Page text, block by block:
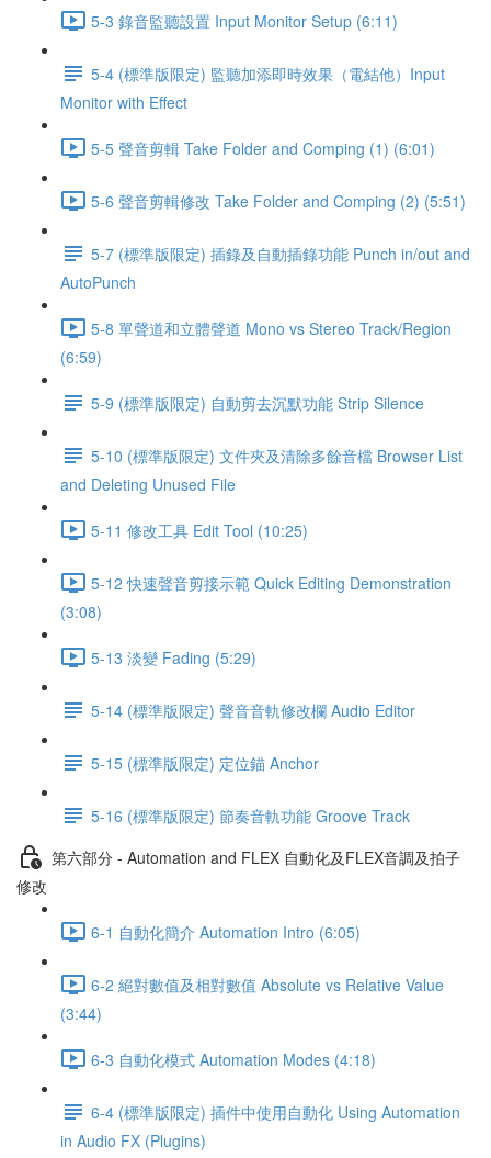
5-3 錄音監聽設置 Input Monitor Setup (6:11)
5-4 (標準版限定) 監聽加添即時效果（電結他）Input
Monitor with Effect
5-5 聲音剪輯 Take Folder and Comping (1) (6:01)
5-6 聲音剪輯修改 Take Folder and Comping (2) (5:51)
5-7 (標準版限定) 插錄及自動插錄功能 Punch in/out and
AutoPunch
5-8 單聲道和立體聲道 Mono vs Stereo Track/Region
(6:59)
5-9 (標準版限定) 自動剪去沉默功能 Strip Silence
5-10 (標準版限定) 文件夾及清除多餘音檔 Browser List
and Deleting Unused File
5-11 修改工具 Edit Tool (10:25)
5-12 快速聲音剪接示範 Quick Editing Demonstration
(3:08)
5-13 淡變 Fading (5:29)
5-14 (標準版限定) 聲音音軌修改欄 Audio Editor
5-15 (標準版限定) 定位錨 Anchor
5-16 (標準版限定) 節奏音軌功能 Groove Track
第六部分 - Automation and FLEX 自動化及FLEX音調及拍子
修改
6-1 自動化簡介 Automation Intro (6:05)
6-2 絕對數值及相對數值 Absolute vs Relative Value
(3:44)
6-3 自動化模式 Automation Modes (4:18)
6-4 (標準版限定) 插件中使用自動化 Using Automation
in Audio FX (Plugins)